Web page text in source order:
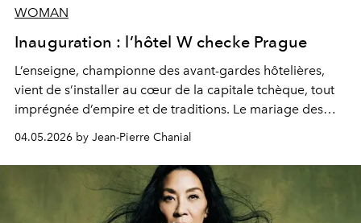
WOMAN
Inauguration : l’hôtel W checke Prague
L’enseigne, championne des avant-gardes hôtelières,
vient de s’installer au cœur de la capitale tchèque, tout
imprégnée d’empire et de traditions. Le mariage des
04.05.2026 by Jean-Pierre Chanial